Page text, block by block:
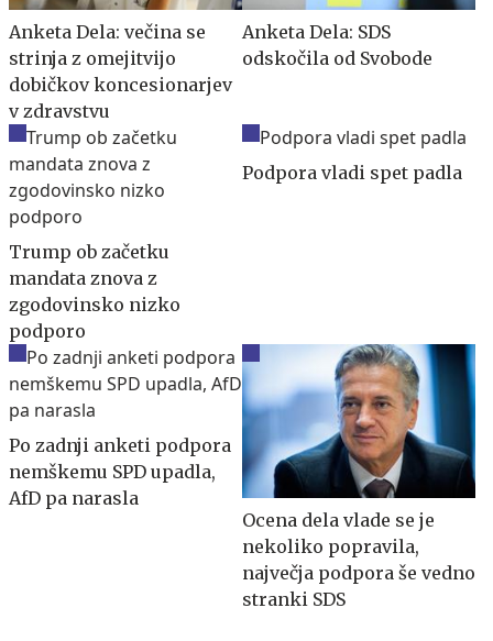
Anketa Dela: večina se
strinja z omejitvijo
dobičkov koncesionarjev
v zdravstvu
Anketa Dela: SDS
odskočila od Svobode
Trump ob začetku
mandata znova z
zgodovinsko nizko
podporo
Podpora vladi spet padla
Po zadnji anketi podpora
nemškemu SPD upadla,
AfD pa narasla
Ocena dela vlade se je
nekoliko popravila,
največja podpora še vedno
stranki SDS